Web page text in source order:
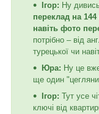
Ігор: Ну
переклад на
навіть фото
потрібно – від
турецької чи
Юра: Ну це
ще один
Ігор: Тут усе
ключі від